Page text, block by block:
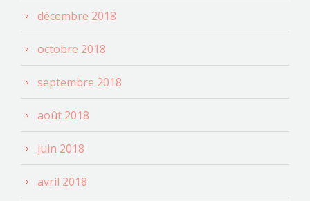
décembre 2018
octobre 2018
septembre 2018
août 2018
juin 2018
avril 2018